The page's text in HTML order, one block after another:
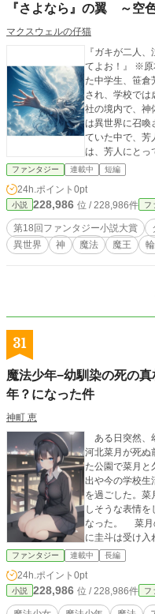
『さよなら』の翼 ～空
マクスウェルの仔猫
『ガキが二人
てよお！』 ※原本完結済み ● 不慮の事故によって家族を失っ
た中学生、笹倉
され、学校では虐めら
社の境内で、神
は異世界に召喚
ていた中で、芳人は
は、芳人にとって日
予定が五人召喚
ち合いの元、全
果は芳人の期待を大き
魔法適性を持つ
何一つ見いだせ
されてしまう。 ● 芳人が召喚される際に、結界の外の異変に
気付くのが遅れ
が、この世界
人は孤立していく。 そして芳人が特殊能力を
って全てを封印されていた
討伐パーティ
えの中で芳人は
窮地も、コルト
ったが、主神の意
られた方法は、
った。だが、う
る。 『条件がある』 ● 芳人は、交換条件として自らに秘めら
れた神力を解
イメージを盛り
印する事に成功
かけ離れていた。 芳人を裏切り者とみなし、排除し
る女神。が、桁
威に沈黙していく。 ● 二年後。 新たな目的の為、
した魔王領の森
ルフェルナと再度邂逅する。 絶
ナの最後の一ヶ
ファンタジー 連載中 短編
24h.ポイント 0pt
小説 228,986 位 / 228,986件 フ
第18回ファンタジー小説大賞
異世界
神 魔法 魔王
31
魔法少年−幼馴染の死の
年？になった件
神町 恵
ある日突然、
河北菜月が死ぬ
た公園で菜月と
出や今の学校生
を過ごした。菜
しそうな表情を
なった。 菜月
に圭斗は受け入
人となり、自身
如菜月の”親友”
で、菜月と最後
ら河北菜月は魔
係があること
ファンタジー 連載中 長編
24h.ポイント 0pt
小説 228,986 位 / 228,986件 フ